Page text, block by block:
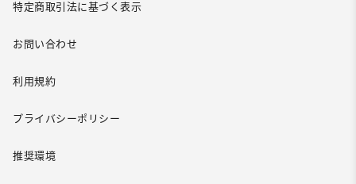
特定商取引法に基づく表示
お問い合わせ
利用規約
プライバシーポリシー
推奨環境